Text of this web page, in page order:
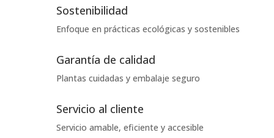
Sostenibilidad
Enfoque en prácticas ecológicas y sostenibles
Garantía de calidad
Plantas cuidadas y embalaje seguro
Servicio al cliente
Servicio amable, eficiente y accesible